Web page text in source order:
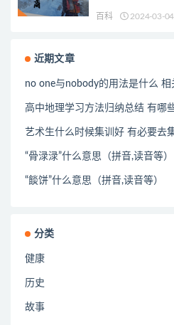
百科 2024-03-04
近期文章
no one与nobody的用法是什么 相
高中地理学习方法归纳总结 有哪
艺术生什么时候集训好 有必要去
“骨渌渌”什么意思（拼音,读音等）
“餤饼”什么意思（拼音,读音等）
分类
健康
历史
故事